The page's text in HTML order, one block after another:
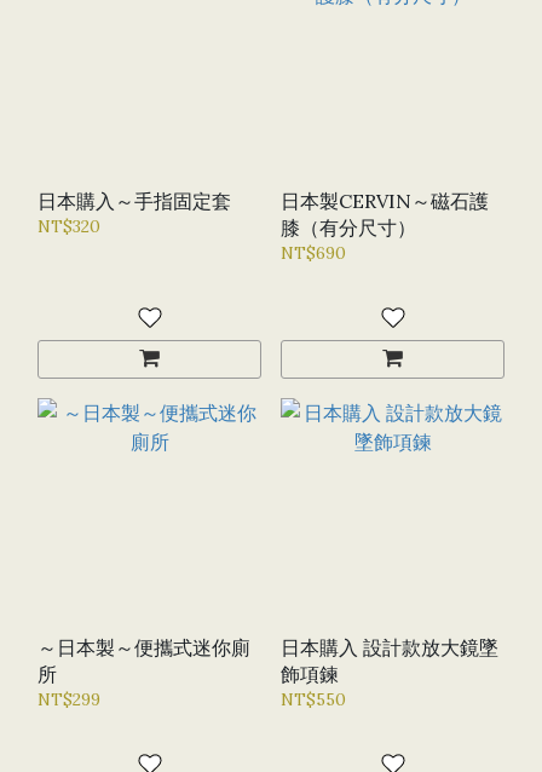
日本購入～手指固定套
NT$320
日本製CERVIN～磁石護
膝（有分尺寸）
NT$690
～日本製～便攜式迷你廁
所
NT$299
日本購入 設計款放大鏡墜
飾項鍊
NT$550